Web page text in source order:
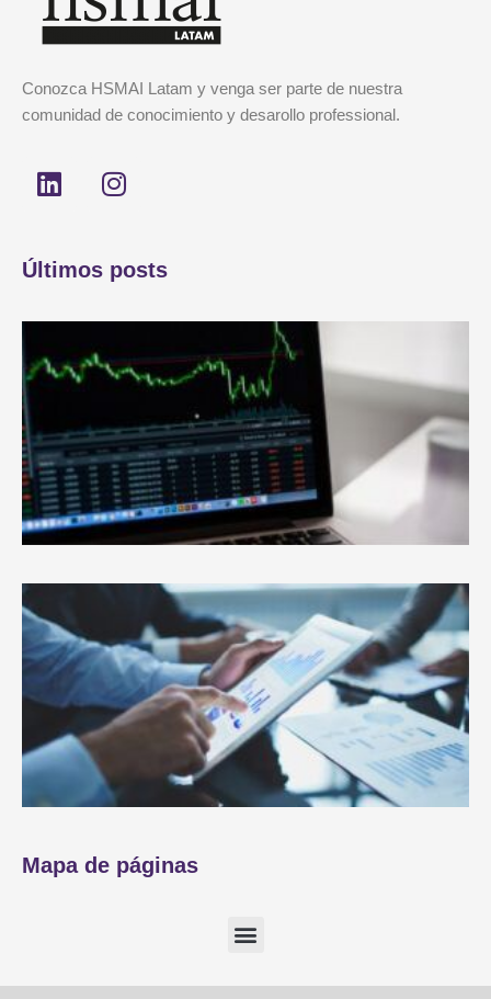
Conozca HSMAI Latam y venga ser parte de nuestra
comunidad de conocimiento y desarollo professional.
L
i
e
n
I
n
a
a
m
Últimos posts
Mapa de páginas